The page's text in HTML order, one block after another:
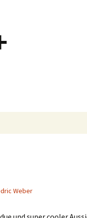
Weber